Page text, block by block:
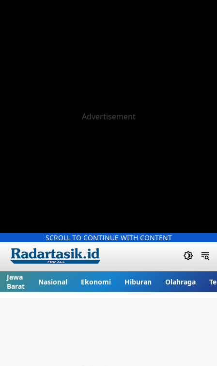
SCROLL TO CONTINUE WITH CONTENT
Jawa
Barat
Nasional Ekonomi Hiburan Olahraga